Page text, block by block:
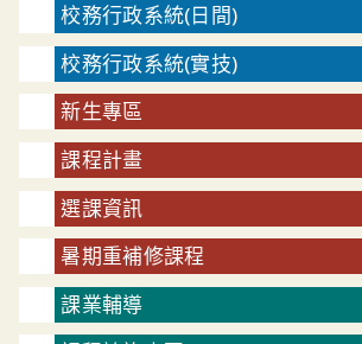
校務行政系統(日間)
校務行政系統(實技)
新生專區
課程計畫
選課資訊
暑期重補修課程
課業輔導